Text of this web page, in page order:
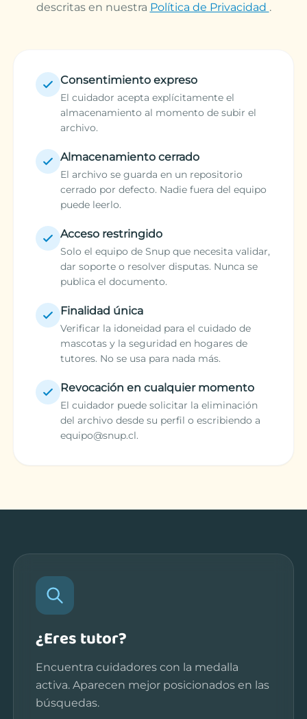
descritas en nuestra Política de Privacidad .
Consentimiento expreso
El cuidador acepta explícitamente el
almacenamiento al momento de subir el
archivo.
Almacenamiento cerrado
El archivo se guarda en un repositorio
cerrado por defecto. Nadie fuera del equipo
puede leerlo.
Acceso restringido
Solo el equipo de Snup que necesita validar,
dar soporte o resolver disputas. Nunca se
publica el documento.
Finalidad única
Verificar la idoneidad para el cuidado de
mascotas y la seguridad en hogares de
tutores. No se usa para nada más.
Revocación en cualquier momento
El cuidador puede solicitar la eliminación
del archivo desde su perfil o escribiendo a
equipo@snup.cl.
¿Eres tutor?
Encuentra cuidadores con la medalla
activa. Aparecen mejor posicionados en las
búsquedas.